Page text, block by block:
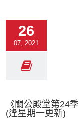
26
07, 2021
《關公殿堂第24
(逢星期一更新)